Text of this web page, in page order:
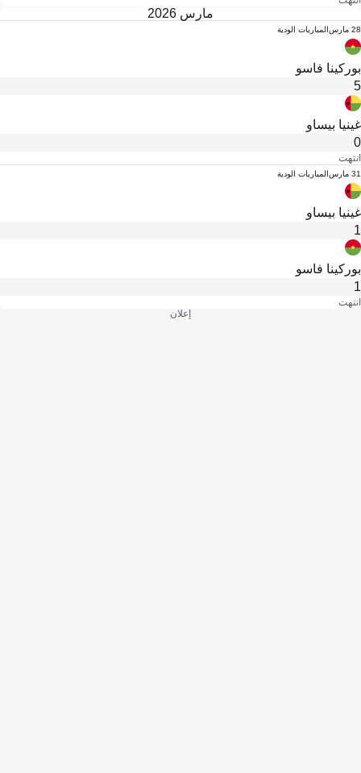
مارس 2026
28 مارس المباريات الودية
بوركينا فاسو
5
غينيا بيساو
0
انتهت
31 مارس المباريات الودية
غينيا بيساو
1
بوركينا فاسو
1
انتهت
إعلان